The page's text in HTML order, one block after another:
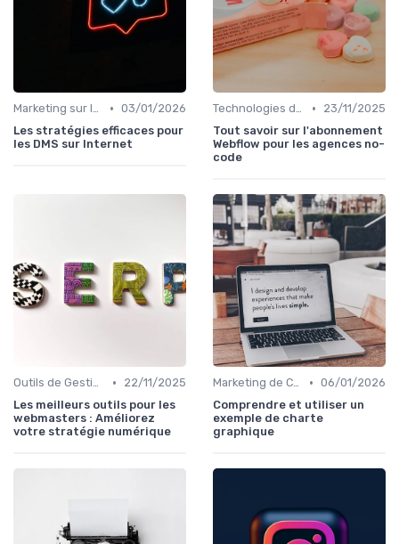
Marketing sur les Réseaux Sociaux • 03/01/2026
Les stratégies efficaces pour
les DMS sur Internet
Technologies de Marketing Digital •
23/11/2025
Tout savoir sur l'abonnement
Webflow pour les agences no-
code
Outils de Gestion de Campagnes •
22/11/2025
Les meilleurs outils pour les
webmasters : Améliorez
votre stratégie numérique
Marketing de Contenu • 06/01/2026
Comprendre et utiliser un
exemple de charte
graphique